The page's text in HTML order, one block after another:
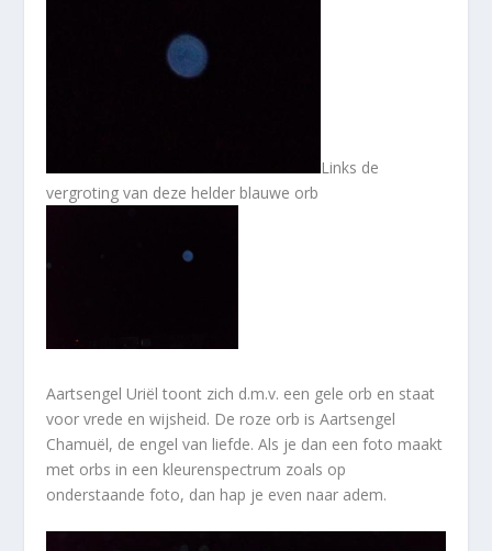
Links de
vergroting van deze helder blauwe orb
Aartsengel Uriël toont zich d.m.v. een gele orb en staat
voor vrede en wijsheid. De roze orb is Aartsengel
Chamuël, de engel van liefde. Als je dan een foto maakt
met orbs in een kleurenspectrum zoals op
onderstaande foto, dan hap je even naar adem.